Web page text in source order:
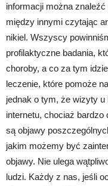
informacji można
między innymi czytając
nikiel. Wszyscy
profilaktyczne badania,
choroby, a co za tym
leczenie, które pomoże
jednak o tym, że wizyty
internetu, chociaż bardzo
są objawy
jakim możemy być
objawy. Nie ulega
ludzi. Każdy z nas, jeśli